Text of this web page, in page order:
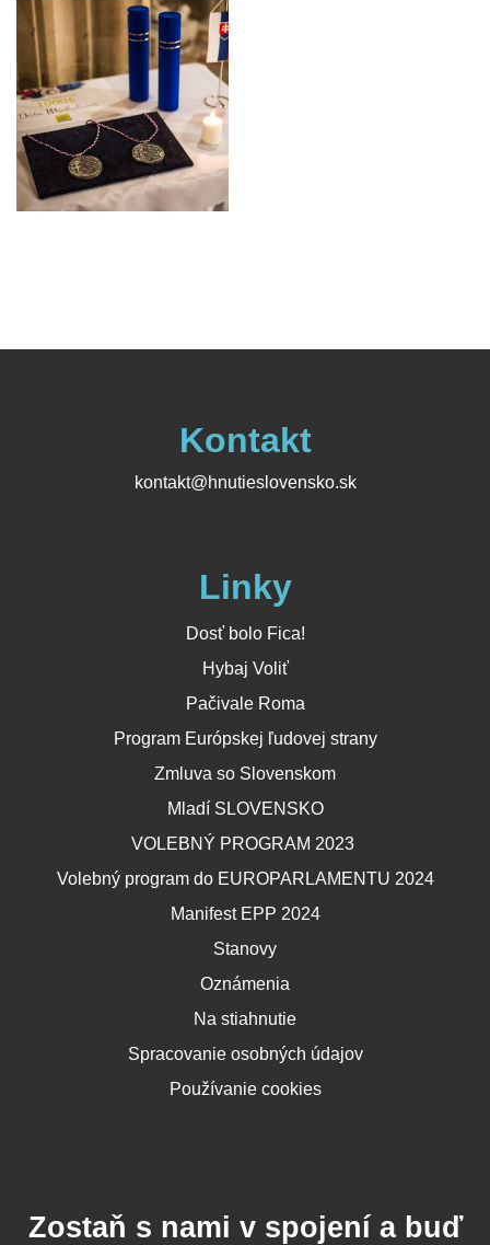
Kontakt
kontakt@hnutieslovensko.sk
Linky
Dosť bolo Fica!
Hybaj Voliť
Pačivale Roma
Program Európskej ľudovej strany
Zmluva so Slovenskom
Mladí SLOVENSKO
VOLEBNÝ PROGRAM 2023
Volebný program do EUROPARLAMENTU 2024
Manifest EPP 2024
Stanovy
Oznámenia
Na stiahnutie
Spracovanie osobných údajov
Používanie cookies
Zostaň s nami v spojení a buď